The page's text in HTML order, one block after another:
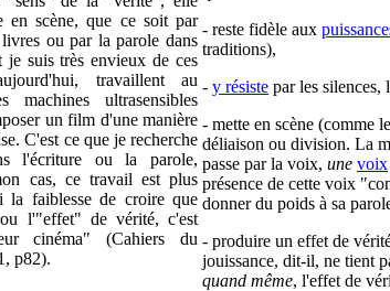
en scène, que ce soit par
ou par la parole dans
je suis très envieux de ces
travaillent au
machines ultrasensibles
un film d'une manière
C'est ce que je recherche
l'écriture ou la parole,
cas, ce travail est plus
la faiblesse de croire que
l'"effet" de vérité, c'est
cinéma" (Cahiers du
p82).
- reste fidèle aux
traditions),
- y résiste par les silences,
- mette en scène (comme
déliaison ou division. La
passe par la voix, une voix
présence de cette voix
donner du poids à sa
- produire un effet de
jouissance, dit-il, ne tient
quand même, l'effet de